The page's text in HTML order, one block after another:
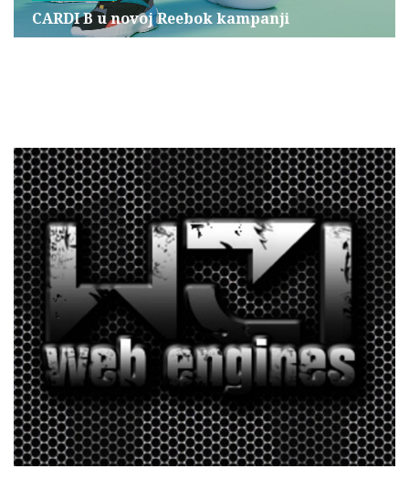
CARDI B u novoj Reebok kampanji